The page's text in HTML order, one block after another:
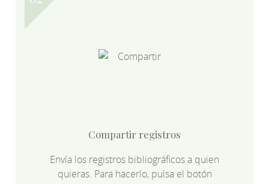
Compartir registros
Envía los registros bibliográficos a quien
quieras. Para hacerlo, pulsa el botón